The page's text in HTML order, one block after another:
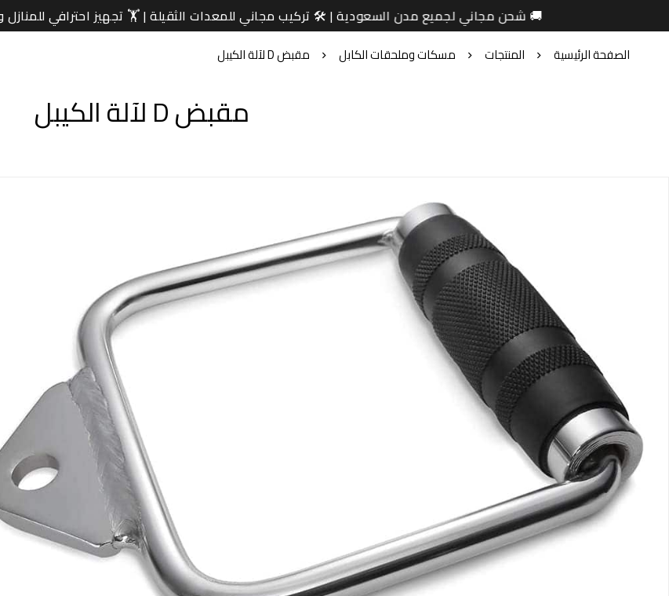
🚚 شحن مجاني لجميع مدن السعودية | 🛠️ تركيب مجاني للمعدات الثقيلة | 🏋️ تجهيز احترافي للمنازل والنوادي
الصفحة الرئيسية المنتجات مسكات وملحقات الكابل مقبض D لآلة الكيبل
مقبض D لآلة الكيبل